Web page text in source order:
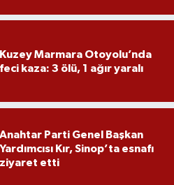
Kuzey Marmara Otoyolu’nda
feci kaza: 3 ölü, 1 ağır yaralı
Anahtar Parti Genel Başkan
Yardımcısı Kır, Sinop’ta esnafı
ziyaret etti